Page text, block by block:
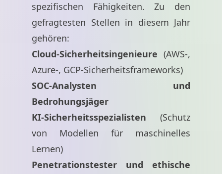
spezifischen Fähigkeiten. Zu den
gefragtesten Stellen in diesem Jahr
gehören:
Cloud-Sicherheitsingenieure (AWS-,
Azure-, GCP-Sicherheitsframeworks)
SOC-Analysten und
Bedrohungsjäger
KI-Sicherheitsspezialisten (Schutz
von Modellen für maschinelles
Lernen)
Penetrationstester und ethische